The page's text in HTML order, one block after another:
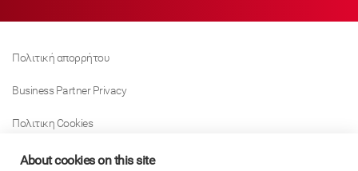
Πολιτική απορρήτου
Business Partner Privacy
Πολιτικη Cookies
Modern Slavery Act Policy
About cookies on this site